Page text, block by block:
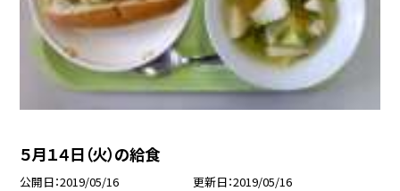
５月１４日（火）の給食
公開日 2019/05/16 更新日 2019/05/16